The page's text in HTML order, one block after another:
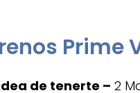
Prime
de tenerte – 2